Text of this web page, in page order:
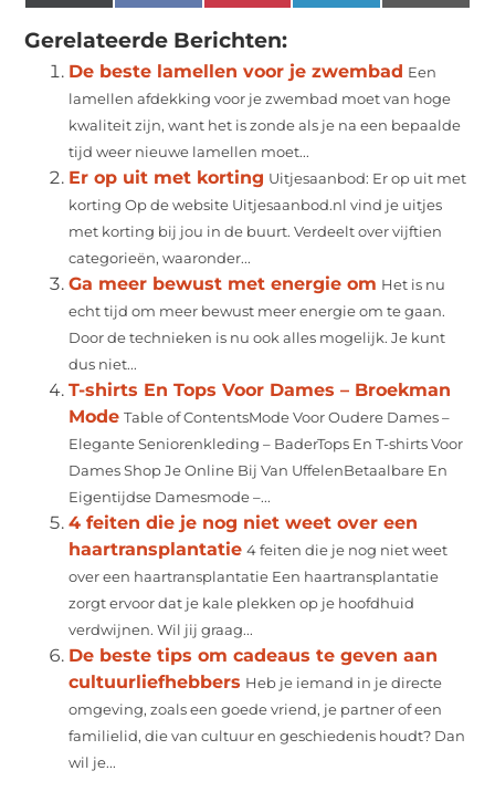
(Twitter)
Gerelateerde Berichten:
De beste lamellen voor je zwembad Een
lamellen afdekking voor je zwembad moet van hoge
kwaliteit zijn, want het is zonde als je na een bepaalde
tijd weer nieuwe lamellen moet...
Er op uit met korting Uitjesaanbod: Er op uit met
korting Op de website Uitjesaanbod.nl vind je uitjes
met korting bij jou in de buurt. Verdeelt over vijftien
categorieën, waaronder...
Ga meer bewust met energie om Het is nu
echt tijd om meer bewust meer energie om te gaan.
Door de technieken is nu ook alles mogelijk. Je kunt
dus niet...
T-shirts En Tops Voor Dames – Broekman
Mode Table of ContentsMode Voor Oudere Dames –
Elegante Seniorenkleding – BaderTops En T-shirts Voor
Dames Shop Je Online Bij Van UffelenBetaalbare En
Eigentijdse Damesmode –...
4 feiten die je nog niet weet over een
haartransplantatie 4 feiten die je nog niet weet
over een haartransplantatie Een haartransplantatie
zorgt ervoor dat je kale plekken op je hoofdhuid
verdwijnen. Wil jij graag...
De beste tips om cadeaus te geven aan
cultuurliefhebbers Heb je iemand in je directe
omgeving, zoals een goede vriend, je partner of een
familielid, die van cultuur en geschiedenis houdt? Dan
wil je...